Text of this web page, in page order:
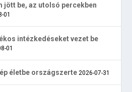
jött be, az utolsó percekben
01
intézkedéseket vezet be
01
életbe országszerte 2026-07-31